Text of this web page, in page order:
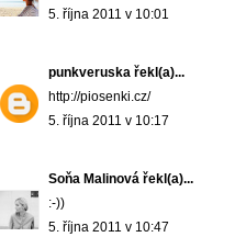
5. října 2011 v 10:01
punkveruska řekl(a)...
http://piosenki.cz/
5. října 2011 v 10:17
Soňa Malinová řekl(a)...
:-))
5. října 2011 v 10:47